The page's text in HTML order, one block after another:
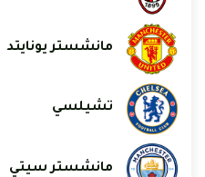
مانشستر يونايتد
تشيلسي
مانشستر سيتي